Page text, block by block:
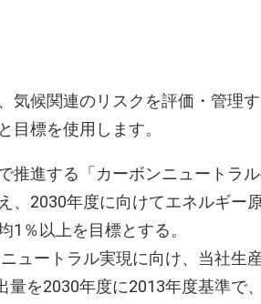
気候関連のリスクを評価・管理
目標を使用します。
推進する「カーボンニュートラ
、2030年度に向けてエネルギー
1％以上を目標とする。
ュートラル実現に向け、当社生
量を2030年度に2013年度基準で